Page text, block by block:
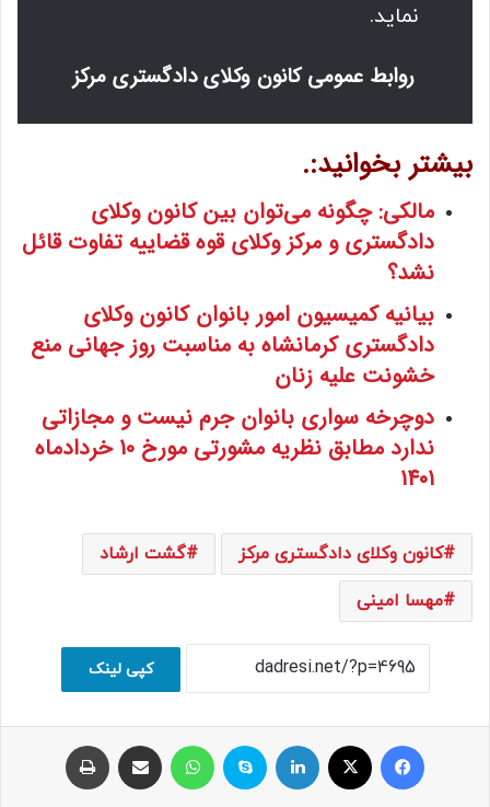
نماید.
روابط عمومی کانون وکلای دادگستری مرکز
بیشتر بخوانید:.
مالکی: چگونه می‌توان بین کانون‌ وکلای
دادگستری و مرکز وکلای قوه قضاییه تفاوت قائل
نشد؟
بیانیه کمیسیون امور بانوان کانون وکلای
دادگستری کرمانشاه به مناسبت روز جهانی منع
خشونت علیه زنان
دوچرخه سواری بانوان جرم نیست و مجازاتی
ندارد مطابق نظریه مشورتی مورخ 10 خردادماه
1401
کانون وکلای دادگستری مرکز
گشت ارشاد
مهسا امینی
کپی لینک
فیسبوک ایکس لینکداین اسکایپ واتس آپ اشتراک با ایمیل